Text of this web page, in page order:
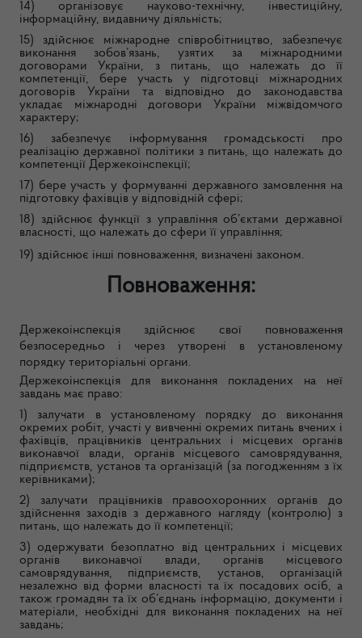
14) організовує науково-технічну, інвестиційну,
інформаційну, видавничу діяльність;
15) здійснює міжнародне співробітництво, забезпечує
виконання зобов’язань, узятих за міжнародними
договорами України, з питань, що належать до її
компетенції, бере участь у підготовці міжнародних
договорів України та відповідно до законодавства
укладає міжнародні договори України міжвідомчого
характеру;
16) забезпечує інформування громадськості про
реалізацію державної політики з питань, що належать до
компетенції Держекоінспекції;
17) бере участь у формуванні державного замовлення на
підготовку фахівців у відповідній сфері;
18) здійснює функції з управління об’єктами державної
власності, що належать до сфери її управління;
19) здійснює інші повноваження, визначені законом.
Повноваження:
Держекоінспекція здійснює свої повноваження
безпосередньо і через утворені в установленому
порядку територіальні органи.
Держекоінспекція для виконання покладених на неї
завдань має право:
1) залучати в установленому порядку до виконання
окремих робіт, участі у вивченні окремих питань вчених і
фахівців, працівників центральних і місцевих органів
виконавчої влади, органів місцевого самоврядування,
підприємств, установ та організацій (за погодженням з їх
керівниками);
2) залучати працівників правоохоронних органів до
здійснення заходів з державного нагляду (контролю) з
питань, що належать до її компетенції;
3) одержувати безоплатно від центральних і місцевих
органів виконавчої влади, органів місцевого
самоврядування, підприємств, установ, організацій
незалежно від форми власності та їх посадових осіб, а
також громадян та їх об’єднань інформацію, документи і
матеріали, необхідні для виконання покладених на неї
завдань;